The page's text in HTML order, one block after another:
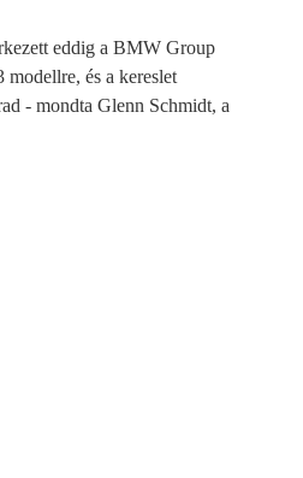
eddig a BMW Group
és a kereslet
- mondta Glenn Schmidt, a